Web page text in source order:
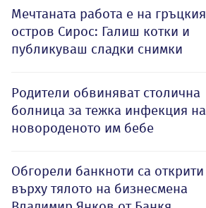
Мечтаната работа е на гръцкия
остров Сирос: Галиш котки и
публикуваш сладки снимки
Родители обвиняват столична
болница за тежка инфекция на
новороденото им бебе
Обгорели банкноти са открити
върху тялото на бизнесмена